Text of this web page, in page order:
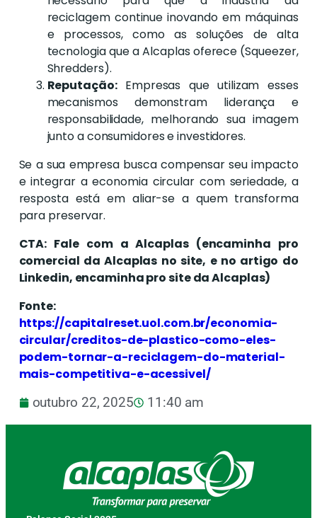
reciclagem continue inovando em máquinas
e processos, como as soluções de alta
tecnologia que a Alcaplas oferece (Squeezer,
Shredders).
Reputação:Empresas que utilizam esses
mecanismos demonstram liderança e
responsabilidade, melhorando sua imagem
junto a consumidores e investidores.
Se a sua empresa busca compensar seu impacto
e integrar a economia circular com seriedade, a
resposta está em aliar-se a quem transforma
para preservar.
CTA: Fale com a Alcaplas (encaminha pro
comercial da Alcaplas no site, e no artigo do
Linkedin, encaminha pro site da Alcaplas)
Fonte:
https://capitalreset.uol.com.br/economia-
circular/creditos-de-plastico-como-eles-
podem-tornar-a-reciclagem-do-material-
mais-competitiva-e-acessivel/
outubro 22, 2025 11:40 am